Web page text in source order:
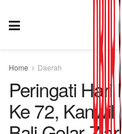
Home Daerah
Peringati Hari
Ke 72,